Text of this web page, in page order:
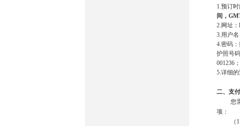
1.预订时
间，
2. 网址：
3.用户名
4.密码：
护照号
001236
5.详细
二、支
您
项：